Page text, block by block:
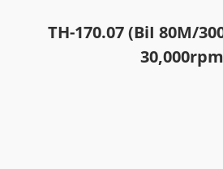
TH-170.07 (BiI 80M/
30,000rpm